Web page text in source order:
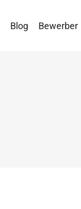
Blog Bewerber